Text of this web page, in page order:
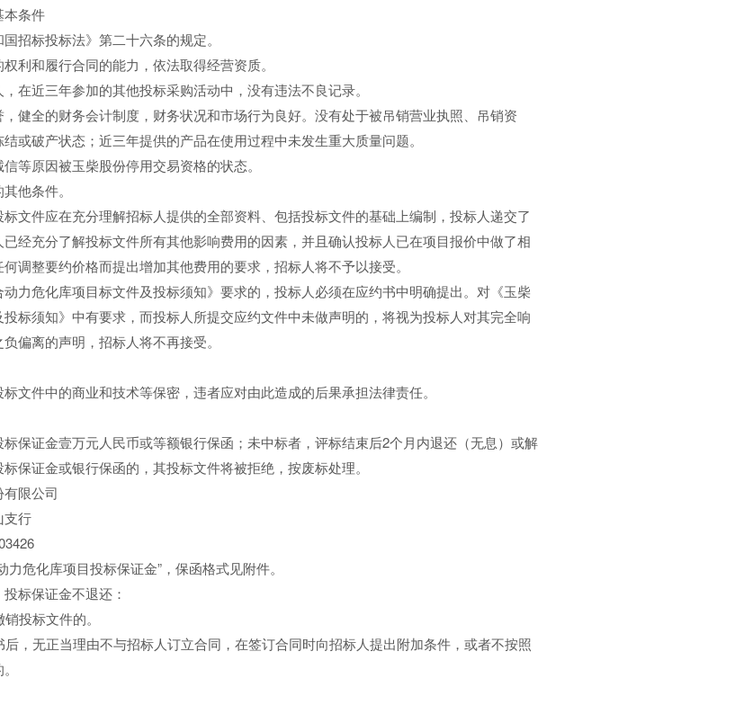
条件
标投标法》第二十六条的规定。
和履行合同的能力，依法取得经营资质。
近三年参加的其他投标采购活动中，没有违法不良记录。
全的财务会计制度，财务状况和市场行为良好。没有处于被吊销营业执照、吊销资
或破产状态；近三年提供的产品在使用过程中未发生重大质量问题。
原因被玉柴股份停用交易资格的状态。
他条件。
件应在充分理解招标人提供的全部资料、包括投标文件的基础上编制，投标人递交了
经充分了解投标文件所有其他影响费用的因素，并且确认投标人已在项目报价中做了相
调整要约价格而提出增加其他费用的要求，招标人将不予以接受。
危化库项目标文件及投标须知》要求的，投标人必须在应约书中明确提出。对《玉柴
标须知》中有要求，而投标人所提交应约文件中未做声明的，将视为投标人对其完全响
偏离的声明，招标人将不再接受。
件中的商业和技术等保密，违者应对由此造成的后果承担法律责任。
证金壹万元人民币或等额银行保函；未中标者，评标结束后2个月内退还（无息）或解
保证金或银行保函的，其投标文件将被拒绝，按废标处理。
限公司
行
危化库项目投标保证金”，保函格式见附件。
标保证金不退还：
投标文件的。
无正当理由不与招标人订立合同，在签订合同时向招标人提出附加条件，或者不按照